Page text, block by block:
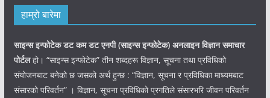
हाम्रो बारेमा
साइन्स इन्फोटेक डट कम डट एनपी (साइन्सइन्फोटेक) अनलाइन विज्ञान समाचार
पोर्टलहो। “साइन्स इन्फोटेक” तीन शब्दहरू विज्ञान, सूचना तथा प्रविधिको
संयोजनबाट बनेको छ जसको अर्थ हुन्छ : “विज्ञान, सूचना र प्रविधिका माध्यमबाट
संसारको परिवर्तन” । विज्ञान, सूचना प्रविधिको प्रगतिले संसारभरि जीवन परिवर्तन